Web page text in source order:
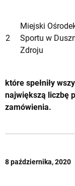
2
Miejski
Sportu w
Zdroju
które spełniły
największą liczbę
zamówienia.
8 października, 2020